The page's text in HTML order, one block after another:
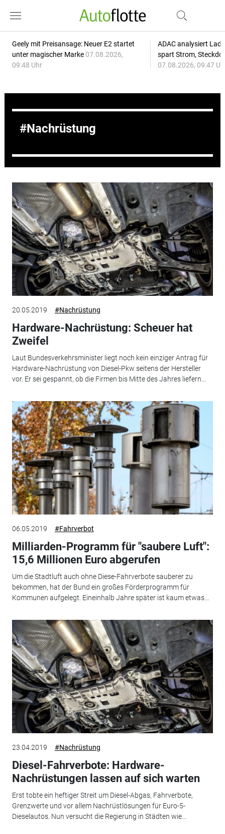
Geely mit Preisansage: Neuer E2 startet
unter magischer Marke 07.08.2026,
09:48 Uhr
ADAC analysiert
spart Strom,
07.08.2026, 09:47
Nachrüstung
20.05.2019 #Nachrüstung
Hardware-Nachrüstung: Scheuer hat
Zweifel
Laut Bundesverkehrsminister liegt noch kein einziger Antrag für
Hardware-Nachrüstung von Diesel-Pkw seitens der Hersteller
vor. Er sei gespannt, ob die Firmen bis Mitte des Jahres liefern...
06.05.2019 #Fahrverbot
Milliarden-Programm für "saubere Luft":
15,6 Millionen Euro abgerufen
Um die Stadtluft auch ohne Diese-Fahrverbote sauberer zu
bekommen, hat der Bund ein großes Förderprogramm für
Kommunen aufgelegt. Eineinhalb Jahre später ist kaum etwas...
23.04.2019 #Nachrüstung
Diesel-Fahrverbote: Hardware-
Nachrüstungen lassen auf sich warten
Erst tobte ein heftiger Streit um Diesel-Abgas, Fahrverbote,
Grenzwerte und vor allem Nachrüstlösungen für Euro-5-
Dieselautos. Nun versucht die Regierung in Städten wie...